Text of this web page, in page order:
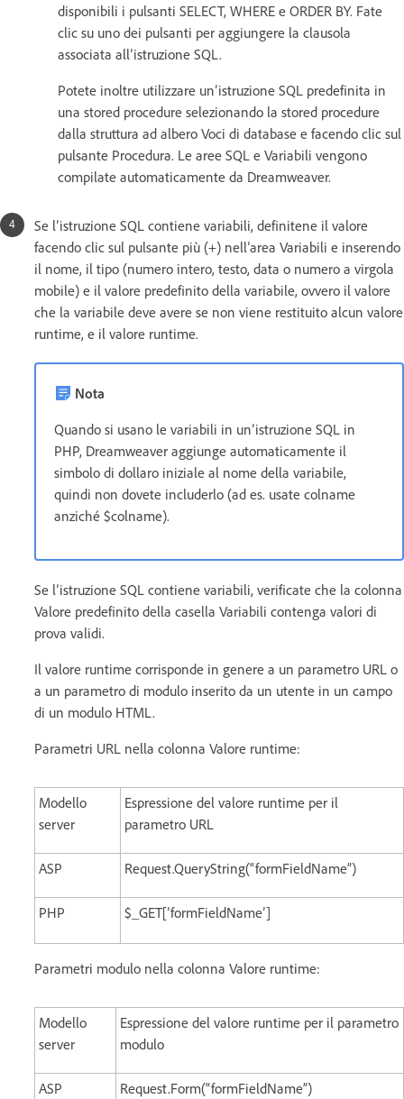
disponibili i pulsanti SELECT, WHERE e ORDER BY. Fate
clic su uno dei pulsanti per aggiungere la clausola
associata all’istruzione SQL.
Potete inoltre utilizzare un’istruzione SQL predefinita in
una stored procedure selezionando la stored procedure
dalla struttura ad albero Voci di database e facendo clic sul
pulsante Procedura. Le aree SQL e Variabili vengono
compilate automaticamente da Dreamweaver.
Se l’istruzione SQL contiene variabili, definitene il valore
facendo clic sul pulsante più (+) nell’area Variabili e inserendo
il nome, il tipo (numero intero, testo, data o numero a virgola
mobile) e il valore predefinito della variabile, ovvero il valore
che la variabile deve avere se non viene restituito alcun valore
runtime, e il valore runtime.
Nota
Quando si usano le variabili in un’istruzione SQL in
PHP, Dreamweaver aggiunge automaticamente il
simbolo di dollaro iniziale al nome della variabile,
quindi non dovete includerlo (ad es. usate colname
anziché $colname).
Se l’istruzione SQL contiene variabili, verificate che la colonna
Valore predefinito della casella Variabili contenga valori di
prova validi.
Il valore runtime corrisponde in genere a un parametro URL o
a un parametro di modulo inserito da un utente in un campo
di un modulo HTML.
Parametri URL nella colonna Valore runtime:
Modello
server
Espressione del valore runtime per il
parametro URL
ASP Request.QueryString(“formFieldName”)
PHP $_GET[’formFieldName’]
Parametri modulo nella colonna Valore runtime:
Modello
server
Espressione del valore runtime per il parametro
modulo
ASP Request.Form(“formFieldName”)